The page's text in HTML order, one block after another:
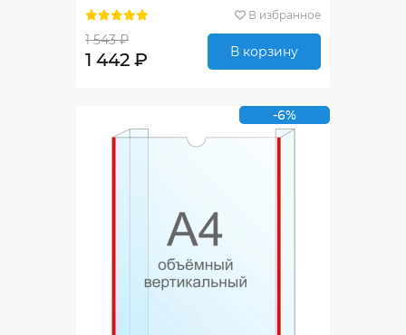
В избранное
1 543 ₽
1 442 ₽ В корзину
-6%